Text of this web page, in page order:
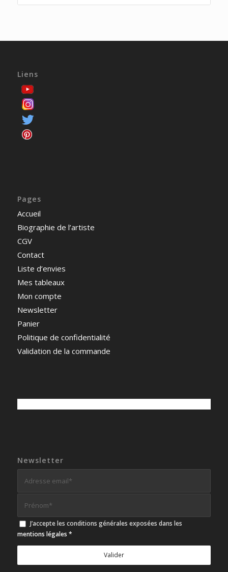
Liens
Pages
Accueil
Biographie de l’artiste
CGV
Contact
Liste d’envies
Mes tableaux
Mon compte
Newsletter
Panier
Politique de confidentialité
Validation de la commande
Newsletter
J’accepte les conditions générales exposées dans les
mentions légales *